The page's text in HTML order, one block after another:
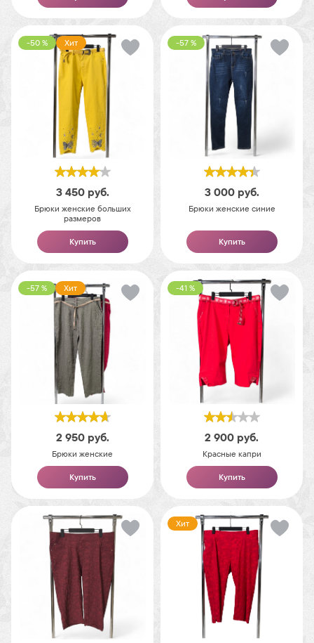
-50 % Хит
3 450 руб.
Брюки женские больших
размеров
Купить
-57 %
3 000 руб.
Брюки женские синие
Купить
-57 % Хит
2 950 руб.
Брюки женские
Купить
-41 %
2 900 руб.
Красные капри
Купить
Хит